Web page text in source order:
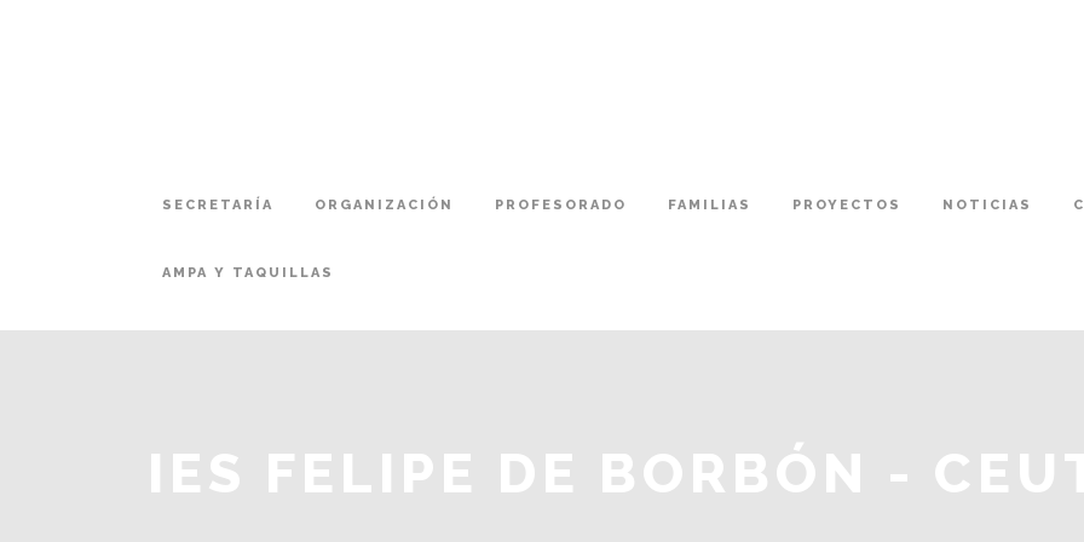
SECRETARÍA ORGANIZACIÓN PROFESORADO FAMILIAS PROYECTOS NOTICIAS
AMPA Y TAQUILLAS
IES FELIPE DE BORBÓN -